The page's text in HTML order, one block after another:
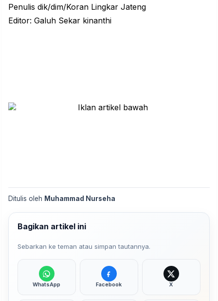
Penulis dik/dim/Koran Lingkar Jateng
Editor: Galuh Sekar kinanthi
Ditulis oleh Muhammad Nurseha
Bagikan artikel ini
Sebarkan ke teman atau simpan tautannya.
WhatsApp Facebook X